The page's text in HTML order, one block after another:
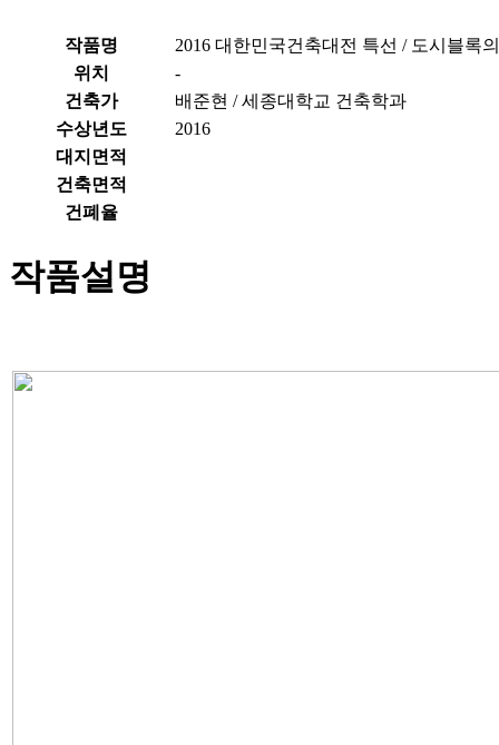
작품명
2016 대한민국건축대전 특선 / 도시블록
위치
-
건축가
배준현 / 세종대학교 건축학과
수상년도
2016
대지면적
건축면적
건폐율
작품설명